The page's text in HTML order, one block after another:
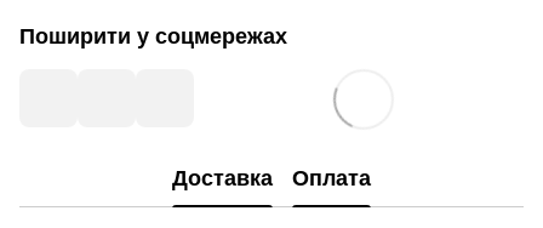
Поширити у соцмережах
Доставка Оплата